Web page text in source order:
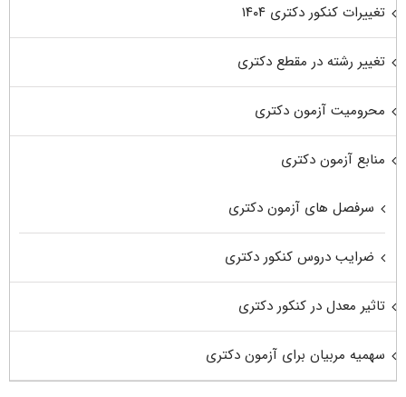
تغییرات کنکور دکتری ۱۴۰۴
تغییر رشته در مقطع دکتری
محرومیت آزمون دکتری
منابع آزمون دکتری
سرفصل های آزمون دکتری
ضرایب دروس کنکور دکتری
تاثیر معدل در کنکور دکتری
سهمیه مربیان برای آزمون دکتری